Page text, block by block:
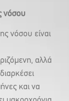
νόσου
νόσου είναι
αλλά
και να